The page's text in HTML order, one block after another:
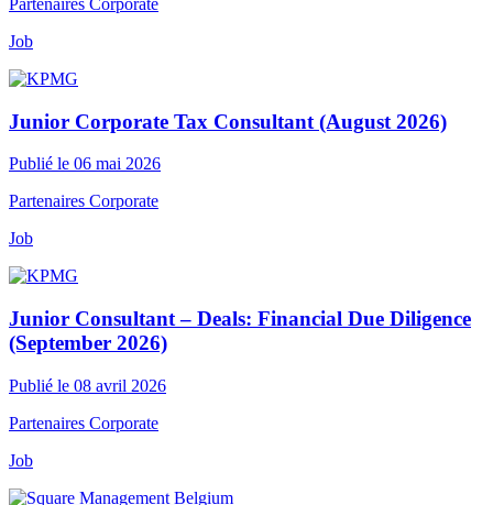
Job
Junior Corporate Tax Consultant (August 2026)
Publié le 06 mai 2026
Partenaires Corporate
Job
Junior Consultant – Deals: Financial Due Diligence
(September 2026)
Publié le 08 avril 2026
Partenaires Corporate
Job